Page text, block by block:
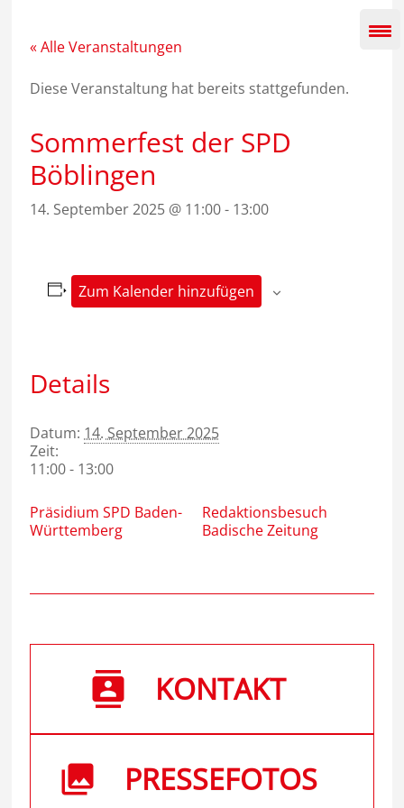
springen« Alle Veranstaltungen
Diese Veranstaltung hat bereits stattgefunden.
Sommerfest der SPD
Böblingen
14. September 2025 @ 11:00- 13:00
Zum Kalender hinzufügen
Details
Datum: 14. September 2025
Zeit:
11:00 - 13:00
Präsidium SPD Baden-
Württemberg
Redaktionsbesuch
Badische Zeitung
KONTAKT
PRESSEFOTOS